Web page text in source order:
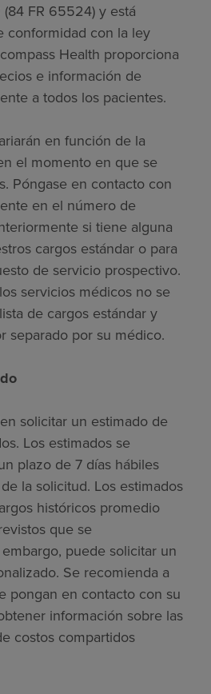
FR 65524) y está
conformidad con la ley
Health proporciona
e información de
a todos los pacientes.
en función de la
el momento en que se
Póngase en contacto con
en el número de
si tiene alguna
cargos estándar o para
de servicio prospectivo.
servicios médicos no se
de cargos estándar y
separado por su médico.
solicitar un estimado de
Los estimados se
plazo de 7 días hábiles
la solicitud. Los estimados
históricos promedio
que se
puede solicitar un
Se recomienda a
pongan en contacto con su
información sobre las
costos compartidos